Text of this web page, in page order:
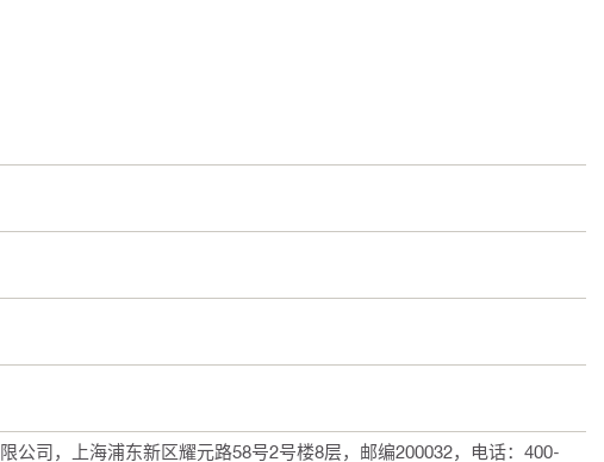
公司，上海浦东新区耀元路58号2号楼8层，邮编200032，电话：400-